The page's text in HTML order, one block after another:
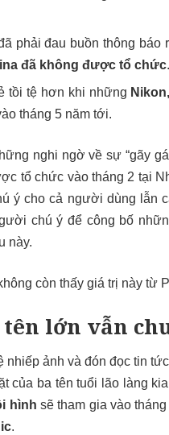
phải đau buồn thông báo
đã không được tổ chức.
tồi tệ hơn khi những
tháng 5 năm tới.
nghi ngờ về sự “gãy
tổ chức vào tháng 2 tại
ý cho cả người dùng lẫn
chú ý để công bố
này.
còn thấy giá trị này từ
lớn vẫn
ảnh và đón đọc tin
của ba tên tuổi lão làng
hình sẽ tham gia vào
.